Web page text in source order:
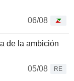
06/08
de la ambición
05/08
RE